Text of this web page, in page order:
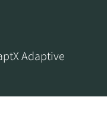
Adaptive